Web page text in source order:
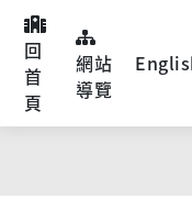
回
首
頁
網站
導覽